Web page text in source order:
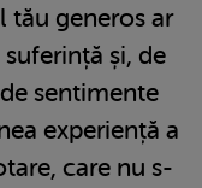
tău generos ar
și, de
sentimente
experiență a
care nu s-